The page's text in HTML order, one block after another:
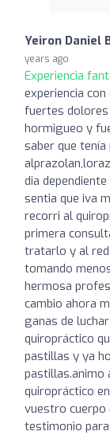
Yeiron Daniel
years ago
Experiencia
experiencia
fuertes dolores
hormigueo y
saber que
dia
sentia que iva
recorri al
primera
tratarlo y al
tomando
hermosa
cambio ahora
ganas de
quiropráctico
pastillas y ya
pastillas.animo
quiropráctico
vuestro cuerpo
testimonio